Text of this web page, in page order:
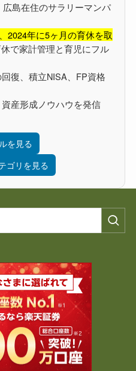
島在住のサラリーマンパ
2024年に5ヶ月の育休を取
で家計管理と育児にフル
復、積立NISA、FP資格
産形成ノウハウを発信
を見る
ゴリを見る